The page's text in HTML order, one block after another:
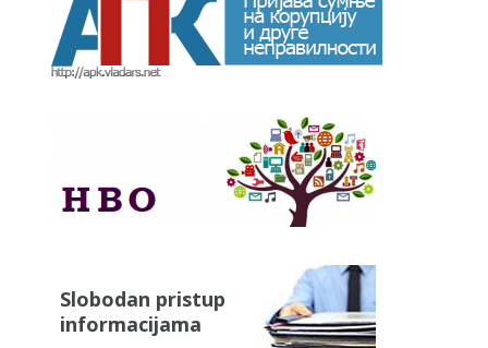
Slobodan pristup
informacijama